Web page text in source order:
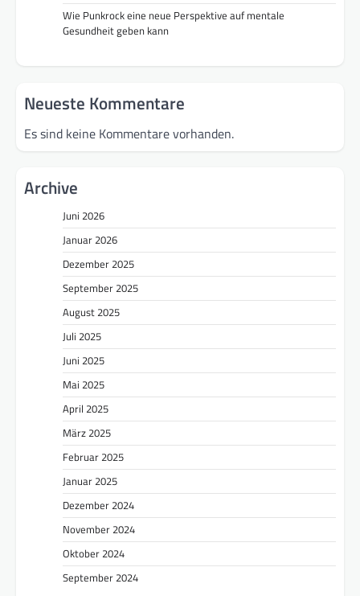
Wie Punkrock eine neue Perspektive auf mentale
Gesundheit geben kann
Neueste Kommentare
Es sind keine Kommentare vorhanden.
Archive
Juni 2026
Januar 2026
Dezember 2025
September 2025
August 2025
Juli 2025
Juni 2025
Mai 2025
April 2025
März 2025
Februar 2025
Januar 2025
Dezember 2024
November 2024
Oktober 2024
September 2024